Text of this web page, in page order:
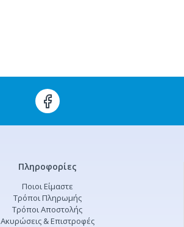
Πληροφορίες
Ποιοι Είμαστε
Τρόποι Πληρωμής
Τρόποι Αποστολής
Ακυρώσεις & Επιστροφές